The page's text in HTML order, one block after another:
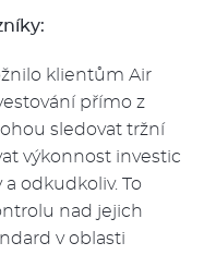
klientům Air
přímo z
sledovat tržní
výkonnost investic
odkudkoliv. To
nad jejich
v oblasti